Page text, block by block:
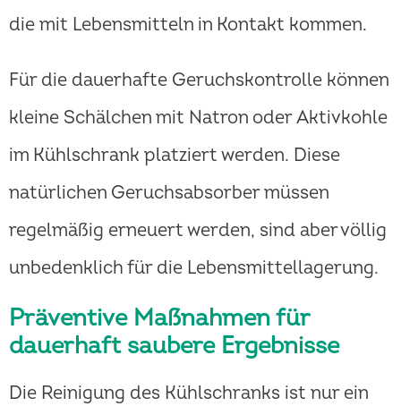
die mit Lebensmitteln in Kontakt kommen.
Für die dauerhafte Geruchskontrolle können
kleine Schälchen mit Natron oder Aktivkohle
im Kühlschrank platziert werden. Diese
natürlichen Geruchsabsorber müssen
regelmäßig erneuert werden, sind aber völlig
unbedenklich für die Lebensmittellagerung.
Präventive Maßnahmen für
dauerhaft saubere Ergebnisse
Die Reinigung des Kühlschranks ist nur ein